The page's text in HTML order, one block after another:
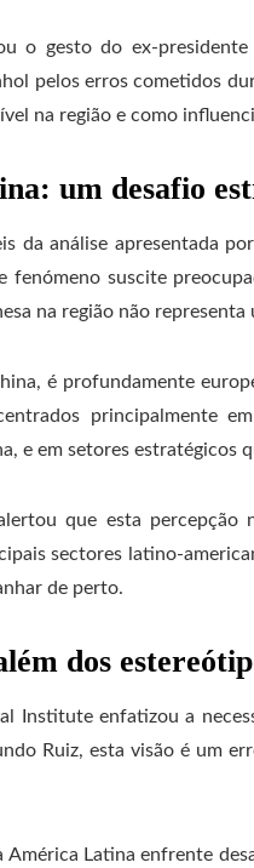
o gesto do ex-
pelos erros cometidos
na região e como
um desafio
​​da análise apresentada
fenómeno suscite
na região não
é profundamente
principalmente
e em setores estratégicos
que esta percepção
sectores latino-
de perto.
dos
Institute enfatizou a
Ruiz, esta visão é um
América Latina enfrente